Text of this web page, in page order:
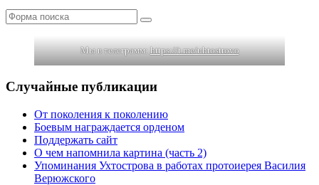
Поиск
Мы в телеграмм:https://t.me/uhtostrovo
Случайные публикации
От поколения к поколению
Боевым награждается орденом
Поддержать сайт
О чем напомнила картина (часть 2)
Упоминания Ухтострова в работах протоиерея Василия
Верюжского